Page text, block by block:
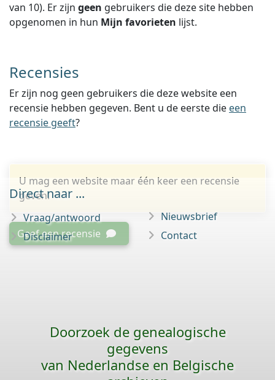
van 10). Er zijn geen gebruikers die deze site hebben
opgenomen in hun Mijn favorieten lijst.
Recensies
Er zijn nog geen gebruikers die deze website een
recensie hebben gegeven. Bent u de eerste die een
recensie geeft?
U mag een website maar één keer een recensie
geven.
Geef een recensie
Direct naar ...
Vraag/antwoord
Disclaimer
Nieuwsbrief
Contact
Doorzoek de genealogische
gegevens
van Nederlandse en Belgische